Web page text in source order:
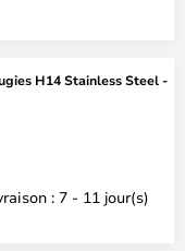
H14 Stainless Steel -
: 7 - 11 jour(s)